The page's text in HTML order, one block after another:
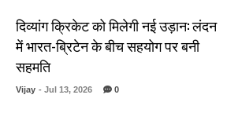
दिव्यांग क्रिकेट को मिलेगी नई उड़ान: लंदन
में भारत-ब्रिटेन के बीच सहयोग पर बनी
सहमति
Vijay - Jul 13, 2026 0